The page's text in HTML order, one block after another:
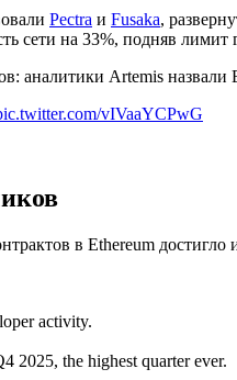
Pectra и Fusaka,
сети на 33%, подняв лимит
аналитики Artemis
vIVaaYCPwG
в Ethereum
activity.
2025, the highest quarter ever.